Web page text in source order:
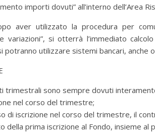
importi dovuti” all’interno dell’Area
aver utilizzato la procedura per
variazioni”, si otterrà l’immediato
potranno utilizzare sistemi bancari, anche
trimestrali sono sempre dovuti
nel corso del trimestre;
di iscrizione nel corso del trimestre, il
della prima iscrizione al Fondo, insieme